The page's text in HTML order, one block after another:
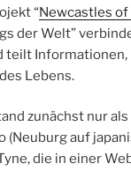
“Newcastles
der Welt”
teilt Informationen,
Lebens.
zunächst nur
(Neuburg auf
die in einer